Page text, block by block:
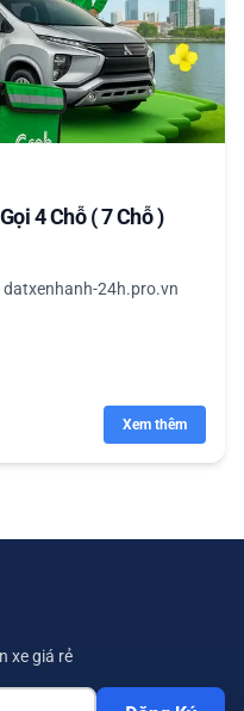
4 Chỗ ( 7 Chỗ )
24h.pro.vn
Xem thêm
xe giá rẻ